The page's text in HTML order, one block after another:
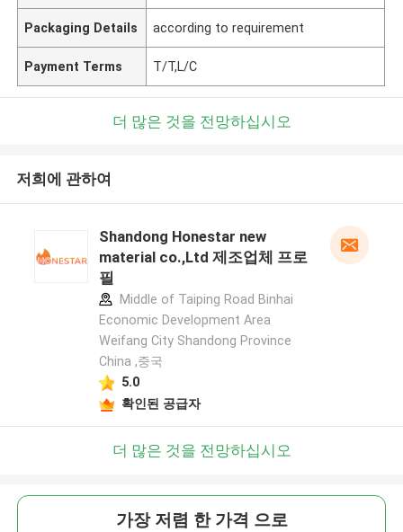
Packaging Details according to requirement
Payment Terms T/T,L/C
더 많은 것을 전망하십시오
저희에 관하여
Shandong Honestar new
material co.,Ltd 제조업체 프로
필
Middle of Taiping Road Binhai
Economic Development Area
Weifang City Shandong Province
China ,중국
5.0
확인된 공급자
더 많은 것을 전망하십시오
가장 저렴 한 가격 으로